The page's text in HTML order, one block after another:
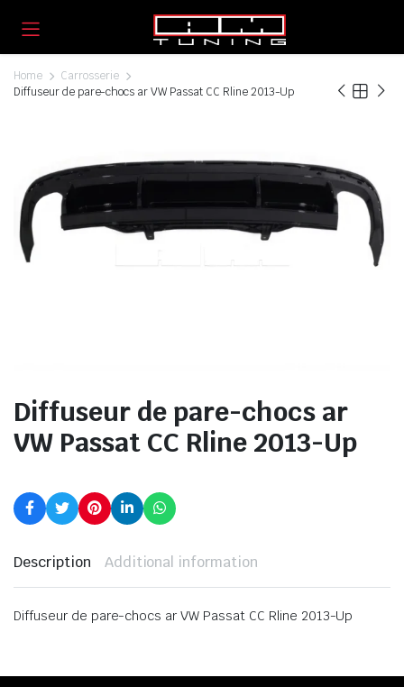
Home
Carrosserie
Diffuseur de pare-chocs ar VW Passat CC Rline 2013-Up
Diffuseur de pare-chocs ar
VW Passat CC Rline 2013-Up
Description Additional information
Diffuseur de pare-chocs ar VW Passat CC Rline 2013-Up